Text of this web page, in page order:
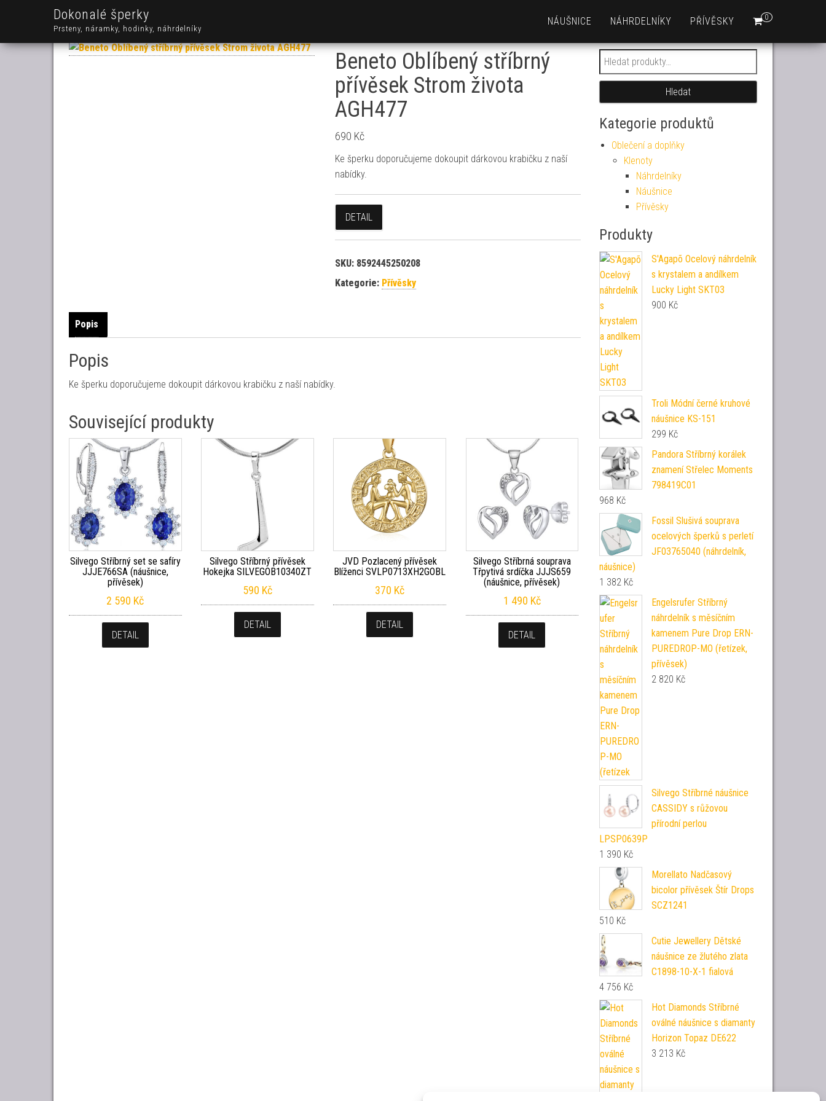
Dokonalé šperky
Prsteny, náramky, hodinky, náhrdelníky
0
NÁUŠNICE NÁHRDELNÍKY PŘÍVĚSKY
Beneto Oblíbený stříbrný
přívěsek Strom života
AGH477
690 Kč
Ke šperku doporučujeme dokoupit dárkovou krabičku z naší
nabídky.
DETAIL
SKU: 8592445250208
Kategorie: Přívěsky
Popis
Popis
Ke šperku doporučujeme dokoupit dárkovou krabičku z naší nabídky.
Související produkty
Silvego Stříbrný set se safíry
JJJE766SA (náušnice,
přívěsek)
2 590 Kč
DETAIL
Silvego Stříbrný přívěsek
Hokejka SILVEGOB10340ZT
590 Kč
DETAIL
JVD Pozlacený přívěsek
Blíženci SVLP0713XH2GOBL
370 Kč
DETAIL
Silvego Stříbrná souprava
Třpytivá srdíčka JJJS659
(náušnice, přívěsek)
1 490 Kč
DETAIL
Hledat:
Hledat
Kategorie produktů
Oblečení a doplňky
Klenoty
Náhrdelníky
Náušnice
Přívěsky
Produkty
S'Agapõ Ocelový náhrdelník
s krystalem a andílkem
Lucky Light SKT03
900 Kč
Troli Módní černé kruhové
náušnice KS-151
299 Kč
Pandora Stříbrný korálek
znamení Střelec Moments
798419C01
968 Kč
Fossil Slušivá souprava
ocelových šperků s perletí
JF03765040 (náhrdelník,
náušnice)
1 382 Kč
Engelsrufer Stříbrný
náhrdelník s měsíčním
kamenem Pure Drop ERN-
PUREDROP-MO (řetízek,
přívěsek)
2 820 Kč
Silvego Stříbrné náušnice
CASSIDY s růžovou
přírodní perlou
LPSP0639P
1 390 Kč
Morellato Nadčasový
bicolor přívěsek Štír Drops
SCZ1241
510 Kč
Cutie Jewellery Dětské
náušnice ze žlutého zlata
C1898-10-X-1 fialová
4 756 Kč
Hot Diamonds Stříbrné
oválné náušnice s diamanty
Horizon Topaz DE622
3 213 Kč